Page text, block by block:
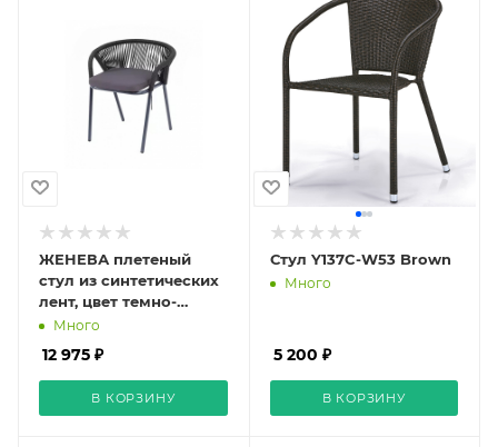
ЖЕНЕВА плетеный
стул из синтетических
лент, цвет темно-
серый, круглая веревка
Много
12 975 ₽
В КОРЗИНУ
Стул Y137C-W53 Brown
Много
5 200 ₽
В КОРЗИНУ